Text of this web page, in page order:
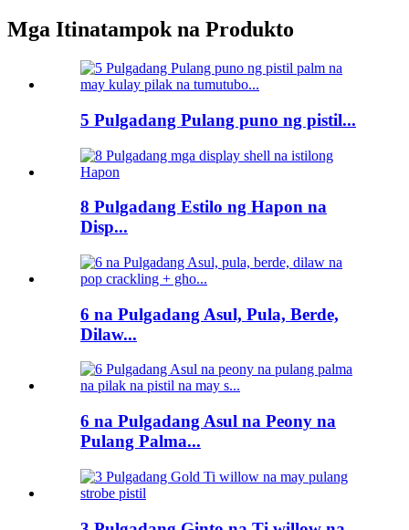
Mga Itinatampok na Produkto
5 Pulgadang Pulang puno ng pistil...
8 Pulgadang Estilo ng Hapon na
Disp...
6 na Pulgadang Asul, Pula, Berde,
Dilaw...
6 na Pulgadang Asul na Peony na
Pulang Palma...